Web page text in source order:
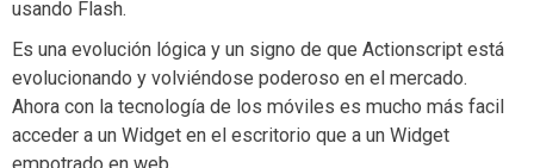
usando Flash.
Es una evolución lógica y un signo de que Actionscript está
evolucionando y volviéndose poderoso en el mercado.
Ahora con la tecnología de los móviles es mucho más facil
acceder a un Widget en el escritorio que a un Widget